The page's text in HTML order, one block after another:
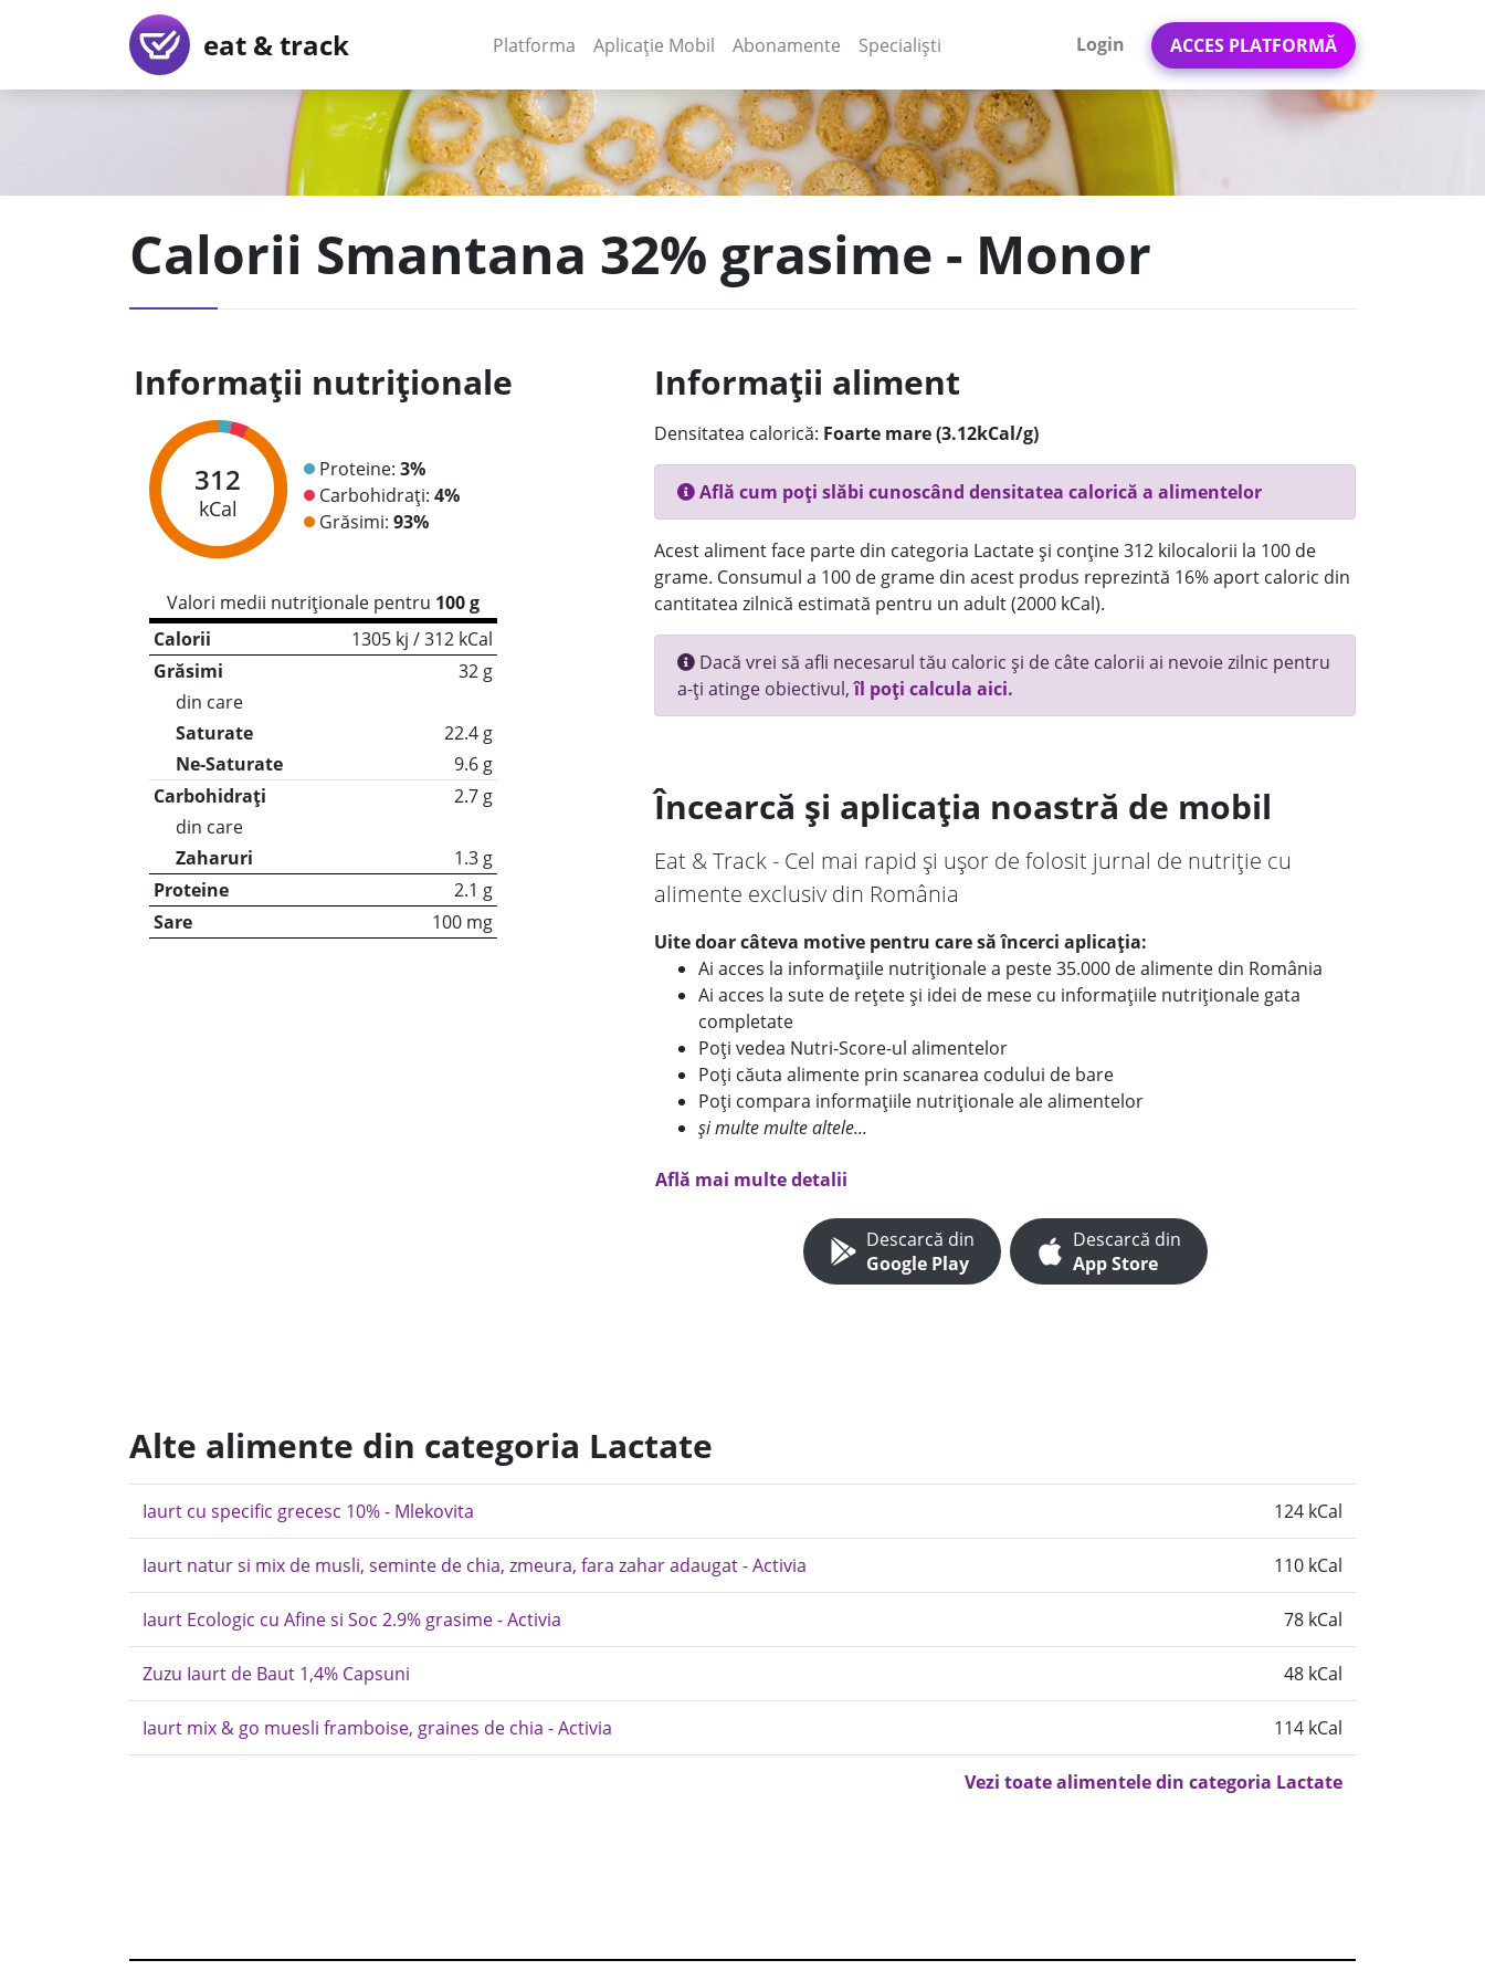
eat & track Platforma (current)
Aplicație Mobil (current)
Abonamente Specialiști Login ACCES PLATFORMĂ
Calorii Smantana 32% grasime - Monor
Informații nutriționale
312
kCal
Proteine: 3%
Carbohidrați: 4%
Grăsimi: 93%
Valori medii nutriționale pentru 100 g
Calorii
1305 kj / 312 kCal
Grăsimi
32 g
din care
Saturate
22.4 g
Ne-Saturate
9.6 g
Carbohidrați
2.7 g
din care
Zaharuri
1.3 g
Proteine
2.1 g
Sare
100 mg
Informații aliment
Densitatea calorică: Foarte mare (3.12kCal/g)
Află cum poți slăbi cunoscând densitatea calorică a alimentelor
Acest aliment face parte din categoria Lactate și conține 312 kilocalorii la 100 de
grame. Consumul a 100 de grame din acest produs reprezintă 16% aport caloric din
cantitatea zilnică estimată pentru un adult (2000 kCal).
Dacă vrei să afli necesarul tău caloric și de câte calorii ai nevoie zilnic pentru
a-ți atinge obiectivul,îl poți calcula aici.
Încearcă și aplicația noastră de mobil
Eat & Track - Cel mai rapid și ușor de folosit jurnal de nutriție cu
alimente exclusiv din România
Uite doar câteva motive pentru care să încerci aplicația:
Ai acces la informațiile nutriționale a peste 35.000 de alimente din România
Ai acces la sute de rețete și idei de mese cu informațiile nutriționale gata
completate
Poți vedea Nutri-Score-ul alimentelor
Poți căuta alimente prin scanarea codului de bare
Poți compara informațiile nutriționale ale alimentelor
și multe multe altele...
Află mai multe detalii
Descarcă din
Google Play
Descarcă din
App Store
Alte alimente din categoria Lactate
Iaurt cu specific grecesc 10% - Mlekovita 124 kCal
Iaurt natur si mix de musli, seminte de chia, zmeura, fara zahar adaugat - Activia 110 kCal
Iaurt Ecologic cu Afine si Soc 2.9% grasime - Activia 78 kCal
Zuzu Iaurt de Baut 1,4% Capsuni 48 kCal
Iaurt mix & go muesli framboise, graines de chia - Activia 114 kCal
Vezi toate alimentele din categoria Lactate